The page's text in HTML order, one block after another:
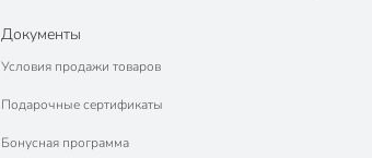
Документы
Условия продажи товаров
Подарочные сертификаты
Бонусная программа